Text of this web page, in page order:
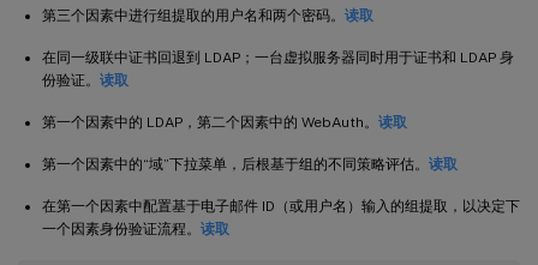
第三个因素中进行组提取的用户名和两个密码。 读取
在同一级联中证书回退到 LDAP；一台虚拟服务器同时用于证书和 LDAP 身
份验证。 读取
第一个因素中的 LDAP，第二个因素中的 WebAuth。 读取
第一个因素中的“域”下拉菜单，后根基于组的不同策略评估。 读取
在第一个因素中配置基于电子邮件 ID（或用户名）输入的组提取，以决定下
一个因素身份验证流程。 读取